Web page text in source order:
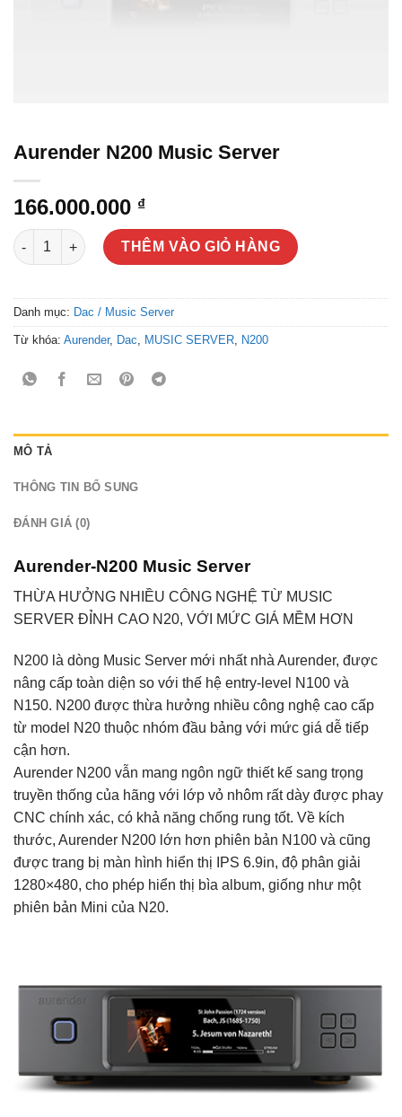
Aurender N200 Music Server
166.000.000 ₫
Aurender N200 Music Server số lượng
THÊM VÀO GIỎ HÀNG
Danh mục: Dac / Music Server
Từ khóa: Aurender, Dac MUSIC SERVER N200
MÔ TẢ
THÔNG TIN BỔ SUNG
ĐÁNH GIÁ (0)
Aurender-N200 Music Server
THỪA HƯỞNG NHIỀU CÔNG NGHỆ TỪ MUSIC
SERVER ĐỈNH CAO N20, VỚI MỨC GIÁ MỀM HƠN
N200 là dòng Music Server mới nhất nhà Aurender, được
nâng cấp toàn diện so với thế hệ entry-level N100 và
N150. N200 được thừa hưởng nhiều công nghệ cao cấp
từ model N20 thuộc nhóm đầu bảng với mức giá dễ tiếp
cận hơn.
Aurender N200 vẫn mang ngôn ngữ thiết kế sang trọng
truyền thống của hãng với lớp vỏ nhôm rất dày được phay
CNC chính xác, có khả năng chống rung tốt. Về kích
thước, Aurender N200 lớn hơn phiên bản N100 và cũng
được trang bị màn hình hiển thị IPS 6.9in, độ phân giải
1280×480, cho phép hiển thị bìa album, giống như một
phiên bản Mini của N20.